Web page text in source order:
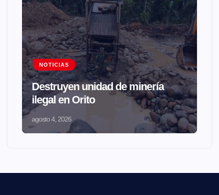
NOTICIAS
Destruyen unidad de minería
ilegal en Orito
agosto 4, 2026